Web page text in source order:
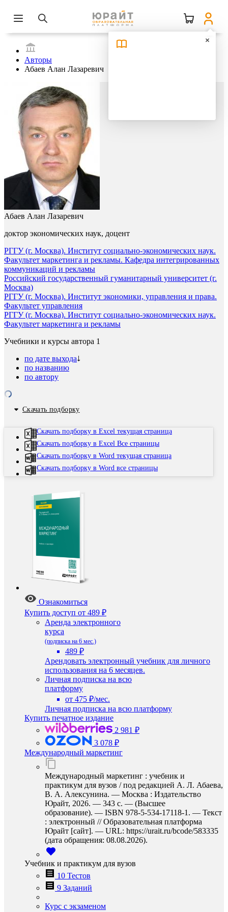
Авторы
Абаев Алан Лазаревич
Абаев Алан Лазаревич
доктор экономических наук, доцент
РГГУ (г. Москва). Институт социально-экономических наук.
Факультет маркетинга и рекламы. Кафедра интегрированных
коммуникаций и рекламы
Российский государственный гуманитарный университет (г.
Москва)
РГГУ (г. Москва). Институт экономики, управления и права.
Факультет управления
РГГУ (г. Москва). Институт социально-экономических наук.
Факультет маркетинга и рекламы
Учебники и курсы автора 1
по дате выхода
по названию
по автору
Скачать подборку
Скачать подборку в Excel текущая страница
Скачать подборку в Excel Все страницы
Скачать подборку в Word текущая страница
Скачать подборку в Word все страницы
Ознакомиться
Купить доступ от 489 ₽
Аренда электронного
курса
(подписка на 6 мес.)
489 ₽
Арендовать электронный учебник для личного
использования на 6 месяцев.
Личная подписка на всю
платформу
от 475 ₽/мес.
Личная подписка на всю платформу
Купить печатное издание
2 981 ₽
3 078 ₽
Международный маркетинг
Международный маркетинг : учебник и
практикум для вузов / под редакцией А. Л. Абаева,
В. А. Алексунина. — Москва : Издательство
Юрайт, 2026. — 343 с. — (Высшее
образование). — ISBN 978-5-534-17118-1. — Текст
: электронный // Образовательная платформа
Юрайт [сайт]. — URL: https://urait.ru/bcode/583335
(дата обращения: 08.08.2026).
Учебник и практикум для вузов
10 Тестов
9 Заданий
Курс с экзаменом